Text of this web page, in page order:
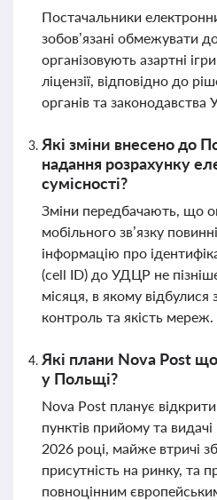
Постачальники
зобов’язані обмежувати
організовують азартні
ліцензії, відповідно до
органів та законодавства
Які зміни внесено до
надання розрахунку
сумісності?
Зміни передбачають, що
мобільного зв’язку
інформацію про
(cell ID) до УДЦР не
місяця, в якому
контроль та якість мереж.
Які плани Nova Post
у Польщі?
Nova Post планує
пунктів прийому та
2026 році, майже втричі
присутність на ринку, та
повноцінним